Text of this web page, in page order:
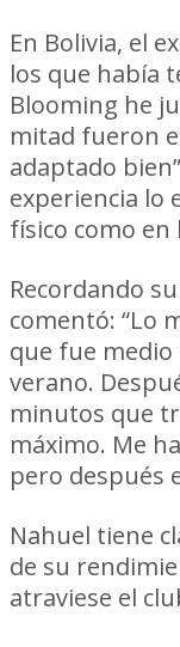
En Bolivia, el
los que había
Blooming he
mitad fueron
adaptado
experiencia lo
físico como en
Recordando
comentó: “Lo
que fue medio
verano.
minutos que
máximo. Me
pero después
Nahuel tiene
de su
atraviese el